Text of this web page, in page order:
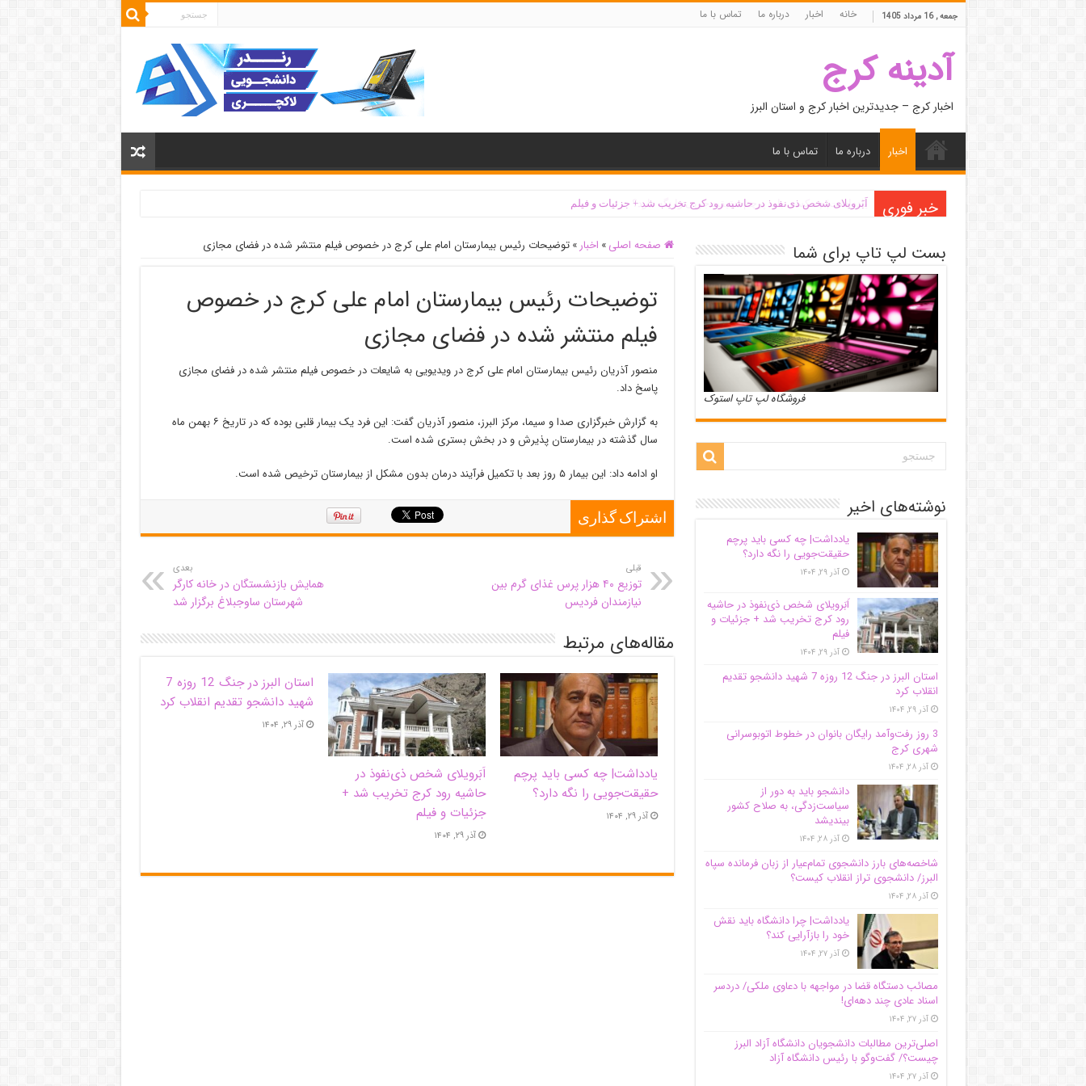
جمعه , 16 مرداد 1405 خانه اخبار درباره ما تماس با ما
آدینه کرج
اخبار کرج – جدیدترین اخبار کرج و استان البرز
اخبار درباره ما تماس با ما
خبر فوری اَبَر‌ویلای شخص ذی‌نفوذ در حاشیه‌ رود کرج تخریب شد + جزئیات و فیلم
صفحه اصلی » اخبار » توضیحات رئیس بیمارستان امام علی کرج در خصوص فیلم منتشر شده در فضای مجازی
توضیحات رئیس بیمارستان امام علی کرج در خصوص
فیلم منتشر شده در فضای مجازی
منصور آذریان رئیس بیمارستان امام علی کرج در ویدیویی به شایعات در خصوص فیلم منتشر شده در فضای مجازی
پاسخ داد.
به گزارش خبرگزاری صدا و سیما، مرکز البرز، منصور آذریان گفت: این فرد یک بیمار قلبی بوده که در تاریخ ۶ بهمن ماه
سال گذشته در بیمارستان پذیرش و در بخش بستری شده است.
او ادامه داد: این بیمار ۵ روز بعد با تکمیل فرآیند درمان بدون مشکل از بیمارستان ترخیص شده است.
اشتراک گذاری
قبلی
توزیع ۴۰ هزار پرس غذای گرم بین
نیازمندان فردیس
بعدی
همایش بازنشستگان در خانه کارگر
شهرستان ساوجبلاغ برگزار شد
مقاله‌های مرتبط
یادداشت| ‌چه کسی باید پرچم
حقیقت‌جویی را نگه دارد؟
آذر ۲۹, ۱۴۰۴
اَبَر‌ویلای شخص ذی‌نفوذ در
حاشیه‌ رود کرج تخریب شد +
جزئیات و فیلم
آذر ۲۹, ۱۴۰۴
استان البرز در جنگ 12 روزه 7
شهید دانشجو تقدیم انقلاب کرد
آذر ۲۹, ۱۴۰۴
بست لپ تاپ برای شما
فروشگاه لپ تاپ استوک
نوشته‌های اخیر
یادداشت| ‌چه کسی باید پرچم
حقیقت‌جویی را نگه دارد؟
آذر ۲۹, ۱۴۰۴
اَبَر‌ویلای شخص ذی‌نفوذ در حاشیه‌
رود کرج تخریب شد + جزئیات و
فیلم
آذر ۲۹, ۱۴۰۴
استان البرز در جنگ 12 روزه 7 شهید دانشجو تقدیم
انقلاب کرد
آذر ۲۹, ۱۴۰۴
3 روز رفت‌وآمد رایگان بانوان در خطوط اتوبوسرانی
شهری کرج
آذر ۲۸, ۱۴۰۴
دانشجو باید به دور از
سیاست‌زدگی، به صلاح کشور
بیندیشد
آذر ۲۸, ۱۴۰۴
شاخصه‌های بارز دانشجوی تمام‌عیار از زبان فرمانده سپاه
البرز/ دانشجوی تراز انقلاب کیست؟
آذر ۲۸, ۱۴۰۴
یادداشت| چرا دانشگاه باید نقش
خود را بازآرایی کند؟
آذر ۲۷, ۱۴۰۴
مصائب دستگاه قضا در مواجهه با دعاوی ملکی/ دردسر
اسناد عادی چند‌ دهه‌ای!
آذر ۲۷, ۱۴۰۴
اصلی‌ترین مطالبات دانشجویان دانشگاه آزاد البرز
چیست؟/ گفت‌وگو با رئیس دانشگاه آز‌اد
آذر ۲۷, ۱۴۰۴